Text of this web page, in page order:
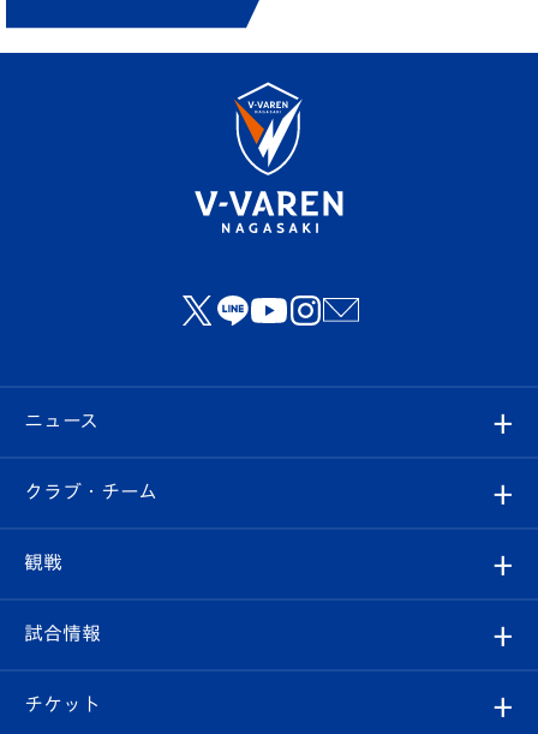
ニュース
すべて
クラブ
試合情報
クラブ・チーム
クラブ概要
観戦
観戦ルール
試合情報
試合日程/結果
チケット